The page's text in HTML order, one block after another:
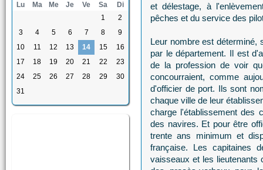
Lu Ma Me Je Ve Sa
Di
1
2
3
4 5 6 7 8
9
10
11 12 13 14 15
16
17
18 19 20 21 22
23
24
25 26 27 28 29
30
31
et délestage, à
pêches et du service des
Leur nombre est déterminé,
par le département. Il est
de la profession de voir
concourraient, comme
d'officier de port. Ils sont
chaque ville de leur
charge l'établissement des
des navires. Et pour être
trente ans minimum et
française. Les capitaines
vaisseaux et les lieutenants